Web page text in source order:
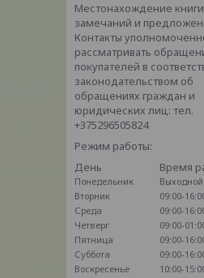
Местонахождение книги
замечаний и
Контакты
рассматривать
покупателей в
законодательством об
обращениях граждан и
юридических лиц: тел.
+375296505824
Режим работы:
День
Время
Понедельник
Выходной
Вторник
09:00-
Среда
09:00-
Четверг
09:00-
Пятница
09:00-
Суббота
09:00-
Воскресенье
10:00-